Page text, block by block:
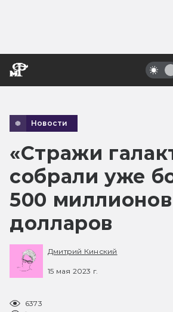
Новости
«Стражи
собрали уже
500 миллионов
долларов
Дмитрий Кинский
15 мая 2023 г.
6373